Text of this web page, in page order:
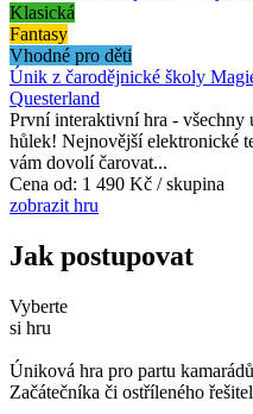
Klasická
Fantasy
Vhodné pro děti
Únik z čarodějnické školy
Questerland
První interaktivní hra - všechny
hůlek! Nejnovější elektronické
vám dovolí čarovat...
Cena od: 1 490 Kč / skupina
zobrazit hru
Jak postupovat
Vyberte
si hru
Úniková hra pro partu
Začátečníka či ostříleného